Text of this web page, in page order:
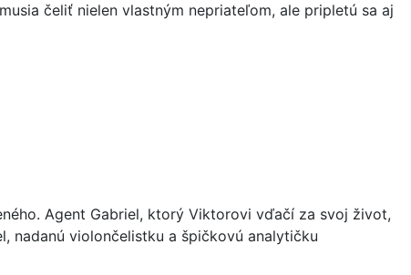
čeliť nielen vlastným nepriateľom, ale pripletú sa aj
Agent Gabriel, ktorý Viktorovi vďačí za svoj život,
nadanú violončelistku a špičkovú analytičku